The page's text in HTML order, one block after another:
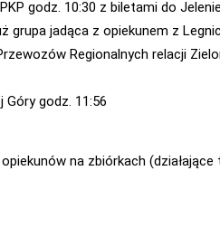
godz. 10:30 z biletami do
grupa jadąca z opiekunem z
Regionalnych relacji
Góry godz. 11:56
na zbiórkach (działające